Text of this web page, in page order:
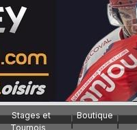
Stages et
Tournois
Boutique